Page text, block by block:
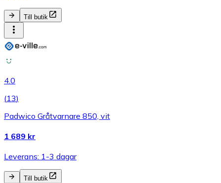
Till butik
4.0
(13)
Padwico Gråtvarnare 850, vit
1 689 kr
Leverans: 1-3 dagar
Till butik